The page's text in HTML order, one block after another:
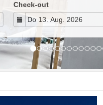
Check-out